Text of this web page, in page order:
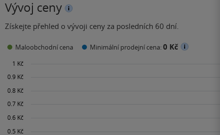
Vývoj ceny
Získejte přehled o vývoji ceny za posledních 60 dní.
Maloobchodní cena Minimální prodejní cena:0 Kč